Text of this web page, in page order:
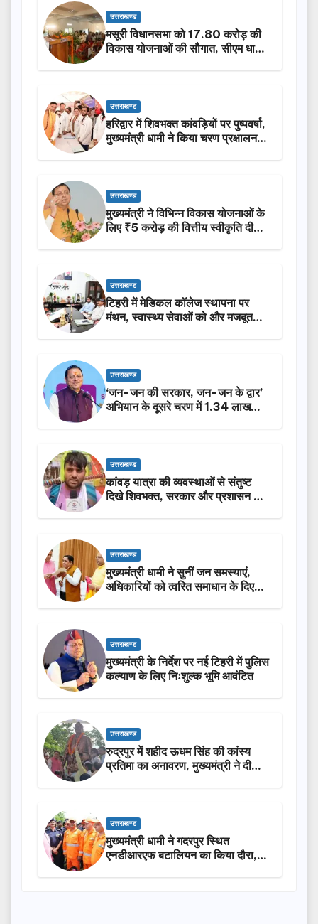
उत्तराखण्ड
मसूरी विधानसभा को 17.80 करोड़ की
विकास योजनाओं की सौगात, सीएम धामी
उत्तराखण्ड
हरिद्वार में शिवभक्त कांवड़ियों पर पुष्पवर्षा,
मुख्यमंत्री धामी ने किया चरण प्रक्षालन…
उत्तराखण्ड
मुख्यमंत्री ने विभिन्न विकास योजनाओं के
लिए ₹5 करोड़ की वित्तीय स्वीकृति दी…
उत्तराखण्ड
टिहरी में मेडिकल कॉलेज स्थापना पर
मंथन, स्वास्थ्य सेवाओं को और मजबूत
उत्तराखण्ड
‘जन-जन की सरकार, जन-जन के द्वार’
अभियान के दूसरे चरण में 1.34 लाख
उत्तराखण्ड
कांवड़ यात्रा की व्यवस्थाओं से संतुष्ट
दिखे शिवभक्त, सरकार और प्रशासन की
उत्तराखण्ड
मुख्यमंत्री धामी ने सुनीं जन समस्याएं,
अधिकारियों को त्वरित समाधान के दिए
उत्तराखण्ड
मुख्यमंत्री के निर्देश पर नई टिहरी में पुलिस
कल्याण के लिए निःशुल्क भूमि आवंटित
उत्तराखण्ड
रुद्रपुर में शहीद ऊधम सिंह की कांस्य
प्रतिमा का अनावरण, मुख्यमंत्री ने दी
उत्तराखण्ड
मुख्यमंत्री धामी ने गदरपुर स्थित
एनडीआरएफ बटालियन का किया दौरा,